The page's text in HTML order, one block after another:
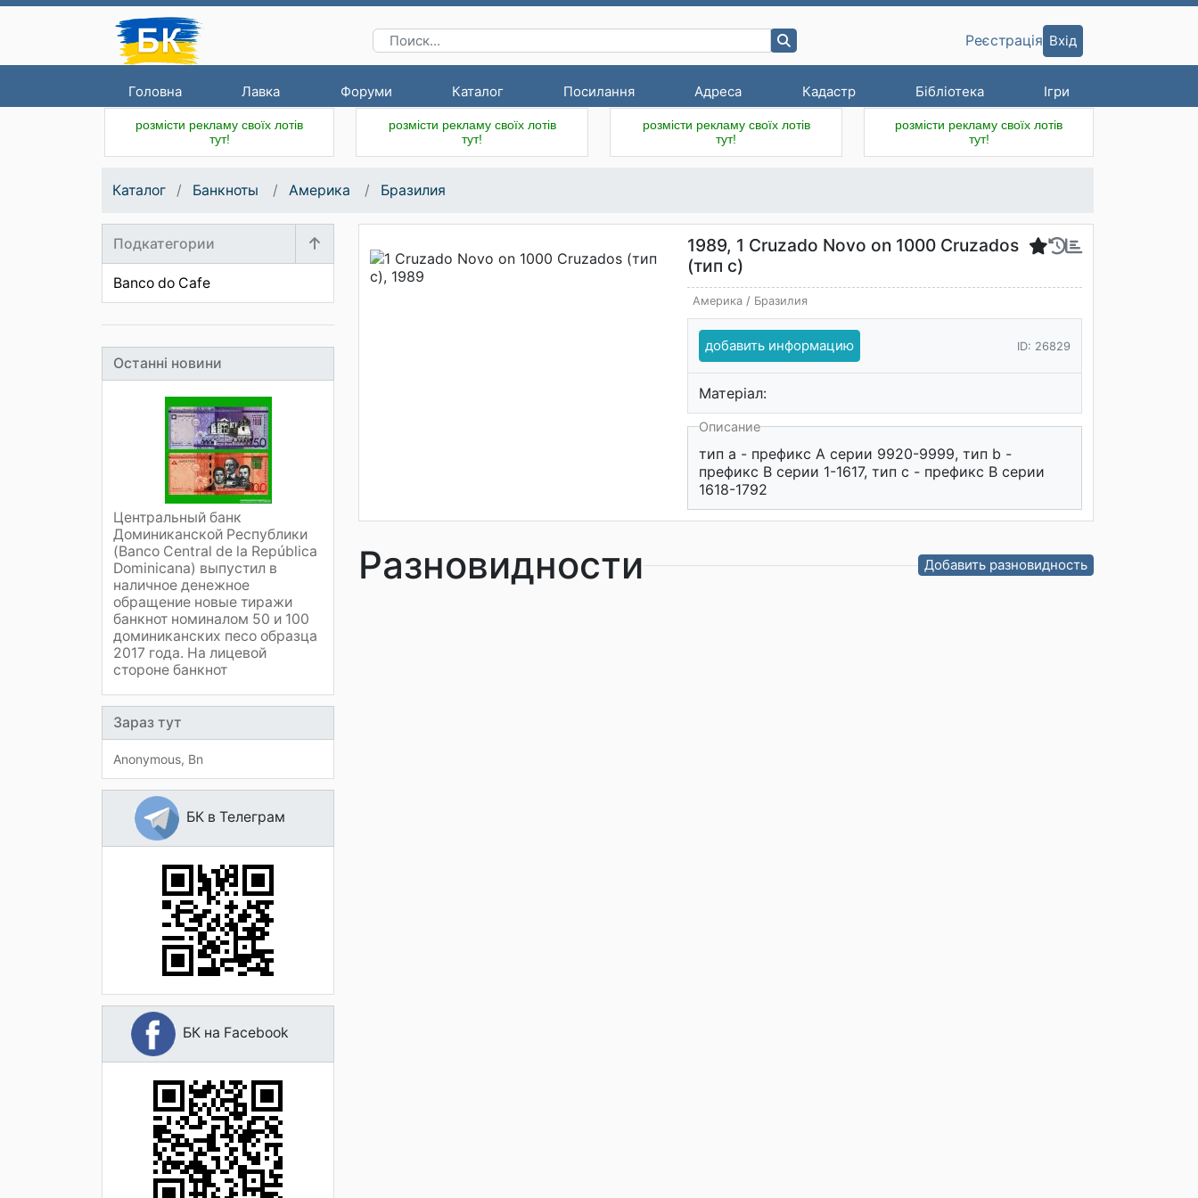
Головна Лавка Форуми Каталог Посилання Адреса Кадастр Бібліотека Ігри
Реєстрація Вхід
розмісти рекламу своїх лотів
тут!
розмісти рекламу своїх лотів
тут!
розмісти рекламу своїх лотів
тут!
розмісти рекламу своїх лотів
тут!
Каталог Банкноты Америка Бразилия
Подкатегории
Banco do Cafe
Останні новини
Центральный банк
Доминиканской Республики
(Banco Central de la República
Dominicana) выпустил в
наличное денежное
обращение новые тиражи
банкнот номиналом 50 и 100
доминиканских песо образца
2017 года. На лицевой
стороне банкнот
Зараз тут
Anonymous Bn
БК в Телеграм
БК на Facebook
1989, 1 Cruzado Novo on 1000 Cruzados
(тип с)
Америка / Бразилия
добавить информацию ID: 26829
Матеріал:
Описание
тип a - префикс А серии 9920-9999, тип b -
префикс В серии 1-1617, тип с - префикс В серии
1618-1792
Разновидности Добавить разновидность